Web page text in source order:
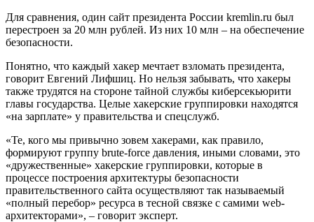
Для сравнения, один сайт президента России kremlin.ru был
перестроен за 20 млн рублей. Из них 10 млн – на обеспечение
безопасности.
Понятно, что каждый хакер мечтает взломать президента,
говорит Евгений Лифшиц. Но нельзя забывать, что хакеры
также трудятся на стороне тайной службы киберсекьюрити
главы государства. Целые хакерские группировки находятся
«на зарплате» у правительства и спецслужб.
«Те, кого мы привычно зовем хакерами, как правило,
формируют группу brute-force давления, иными словами, это
«дружественные» хакерские группировки, которые в
процессе построения архитектуры безопасности
правительственного сайта осуществляют так называемый
«полный перебор» ресурса в тесной связке с самими web-
архитекторами», – говорит эксперт.